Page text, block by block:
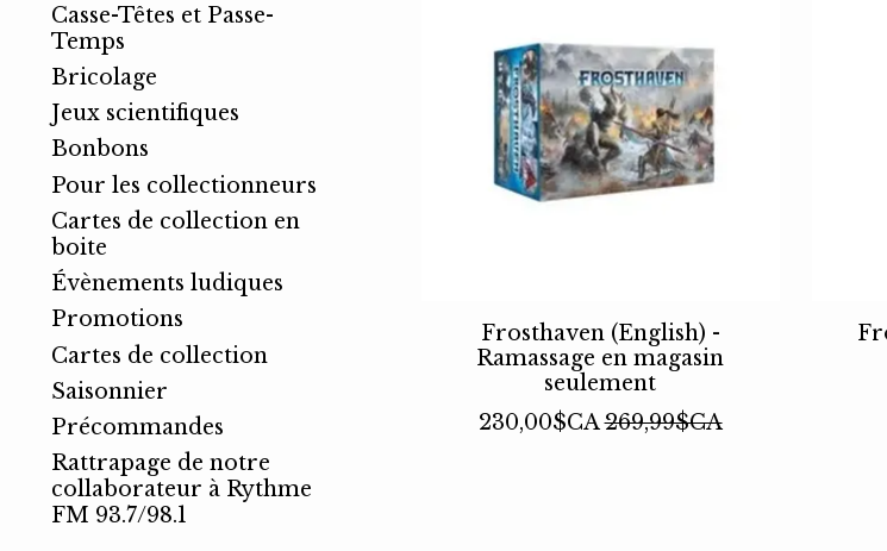
Casse-Têtes et Passe-
Temps
Bricolage
Jeux scientifiques
Bonbons
Pour les collectionneurs
Cartes de collection en
boite
Évènements ludiques
Promotions
Cartes de collection
Saisonnier
Précommandes
Rattrapage de notre
collaborateur à Rythme
FM 93.7/98.1
Frosthaven (English) -
Ramassage en magasin
seulement
230,00$CA 269,99$CA